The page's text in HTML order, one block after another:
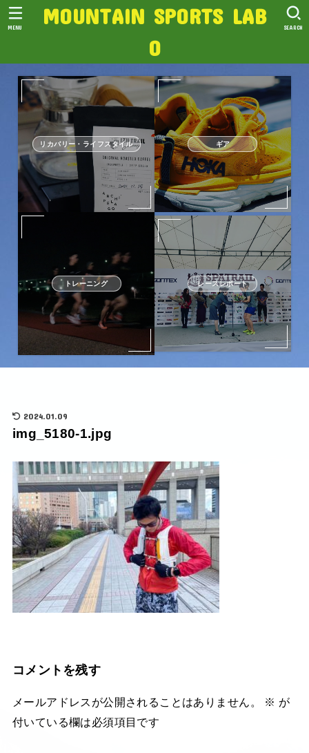
MOUNTAIN SPORTS LAB
O
SEARCH
MENU
リカバリー・ライフスタイル ギア
トレーニング レースレポート
2024.01.09
img_5180-1.jpg
コメントを残す
メールアドレスが公開されることはありません。 ※ が
付いている欄は必須項目です